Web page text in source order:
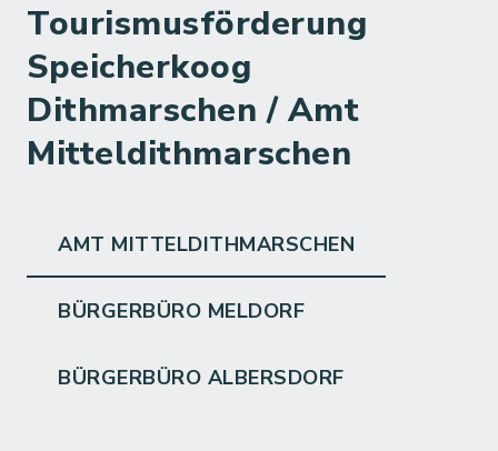
Tourismusförderung
Speicherkoog
Dithmarschen / Amt
Mitteldithmarschen
AMT MITTELDITHMARSCHEN
BÜRGERBÜRO MELDORF
BÜRGERBÜRO ALBERSDORF